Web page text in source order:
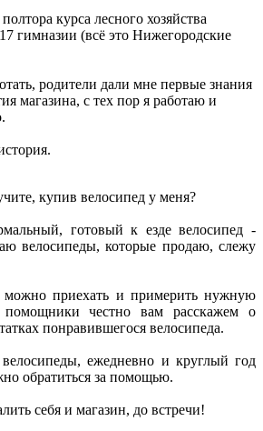
курса лесного хозяйства
гимназии (всё это Нижегородские
родители дали мне первые знания
магазина, с тех пор я работаю и
купив велосипед у меня?
готовый к езде велосипед -
велосипеды, которые продаю, слежу
приехать и примерить нужную
честно вам расскажем о
понравившегося велосипеда.
ежедневно и круглый год
обратиться за помощью.
себя и магазин, до встречи!